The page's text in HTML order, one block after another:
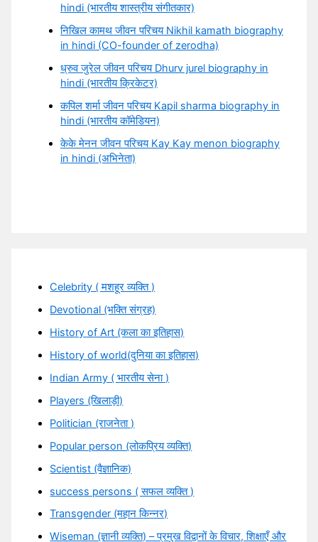
hindi (भारतीय शास्त्रीय संगीतकार)
निखिल कामथ जीवन परिचय Nikhil kamath biography
in hindi (CO-founder of zerodha)
ध्रुव जुरेल जीवन परिचय Dhurv jurel biography in
hindi (भारतीय क्रिकेटर)
कपिल शर्मा जीवन परिचय Kapil sharma biography in
hindi (भारतीय कॉमेडियन)
केके मेनन जीवन परिचय Kay Kay menon biography
in hindi (अभिनेता)
Celebrity ( मशहूर व्यक्ति )
Devotional (भक्ति संग्रह)
History of Art (कला का इतिहास)
History of world(दुनिया का इतिहास)
Indian Army ( भारतीय सेना )
Players (खिलाड़ी)
Politician (राजनेता )
Popular person (लोकप्रिय व्यक्ति)
Scientist (वैज्ञानिक)
success persons ( सफल व्यक्ति )
Transgender (महान किन्नर)
Wiseman (ज्ञानी व्यक्ति) – प्रमुख विद्वानों के विचार, शिक्षाएँ और